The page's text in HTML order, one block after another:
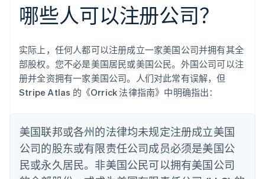
哪些人可以注册公司？
实际上，任何人都可以注册成立一家美国公司并拥有其全
部股权。您不必是美国居民或美国公民。外国公司可以注
册并全资拥有一家美国公司。人们对此常有误解，但
Stripe Atlas 的《Orrick 法律指南》中明确指出：
美国联邦或各州的法律均未规定注册成立美国
公司的股东或有限责任公司成员必须是美国公
民或永久居民。非美国公民可以拥有美国公司
阿联酋
English
爱尔兰
English
爱沙尼亚
奥地利
Deutsch English
澳大利亚
English
巴西
Português English